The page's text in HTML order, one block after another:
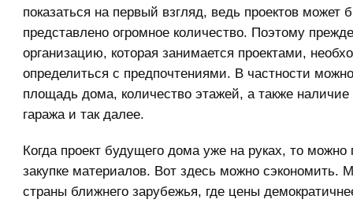
показаться на первый взгляд, ведь проектов может
представлено огромное количество. Поэтому
организацию, которая занимается проектами,
определиться с предпочтениями. В частности
площадь дома, количество этажей, а также
гаража и так далее.
Когда проект будущего дома уже на руках, то можно
закупке материалов. Вот здесь можно сэкономить.
страны ближнего зарубежья, где цены